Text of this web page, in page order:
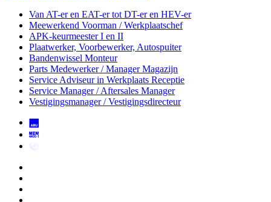
Van AT-er en EAT-er tot DT-er en HEV-er
Meewerkend Voorman / Werkplaatschef
APK-keurmeester I en II
Plaatwerker, Voorbewerker, Autospuiter
Bandenwissel Monteur
Parts Medewerker / Manager Magazijn
Service Adviseurin Werkplaats Receptie
Service Manager / Aftersales Manager
Vestigingsmanager / Vestigingsdirecteur